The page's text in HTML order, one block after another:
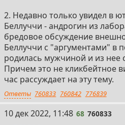
2. Недавно только увидел в
Беллуччи - андрогин из
бредовое обсуждение
Беллуччи с "аргументами" в
родилась мужчиной и из нее
Причем это не кликбейтное
час рассуждает на эту тему.
Ответы 760833 760842 776839
68
10 дек 2022, 11:48 68 760833